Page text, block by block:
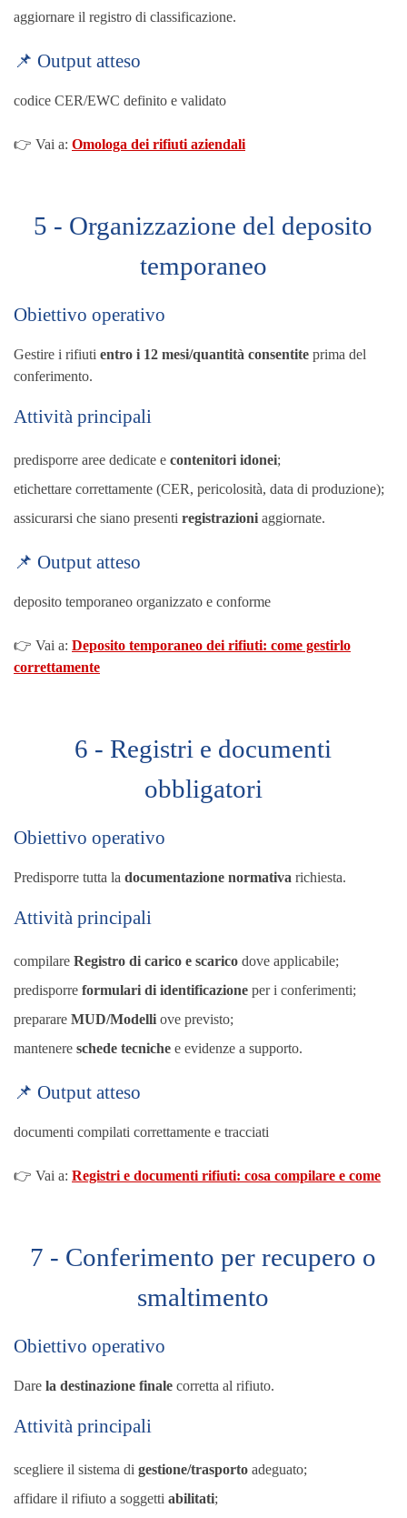
aggiornare il registro di classificazione.
📌 Output atteso
codice CER/EWC definito e validato
👉 Vai a: Omologa dei rifiuti aziendali
5 - Organizzazione del deposito
temporaneo
Obiettivo operativo
Gestire i rifiuti entro i 12 mesi/quantità consentite prima del
conferimento.
Attività principali
predisporre aree dedicate e contenitori idonei;
etichettare correttamente (CER, pericolosità, data di produzione);
assicurarsi che siano presenti registrazioni aggiornate.
📌 Output atteso
deposito temporaneo organizzato e conforme
👉 Vai a: Deposito temporaneo dei rifiuti: come gestirlo
correttamente
6 - Registri e documenti
obbligatori
Obiettivo operativo
Predisporre tutta la documentazione normativa richiesta.
Attività principali
compilare Registro di carico e scarico dove applicabile;
predisporre formulari di identificazione per i conferimenti;
preparare MUD/Modelli ove previsto;
mantenere schede tecniche e evidenze a supporto.
📌 Output atteso
documenti compilati correttamente e tracciati
👉 Vai a: Registri e documenti rifiuti: cosa compilare e come
7 - Conferimento per recupero o
smaltimento
Obiettivo operativo
Dare la destinazione finale corretta al rifiuto.
Attività principali
scegliere il sistema di gestione/trasporto adeguato;
affidare il rifiuto a soggetti abilitati;